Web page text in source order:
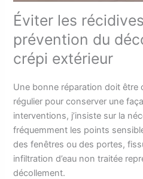
Éviter les
prévention du
crépi extérieur
Une bonne réparation doit être
régulier pour conserver une
interventions, j’insiste sur la
fréquemment les points
des fenêtres ou des portes,
infiltration d’eau non traitée
décollement.